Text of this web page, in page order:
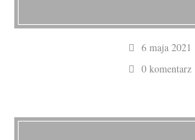
6 maja 2021
0 komentarz